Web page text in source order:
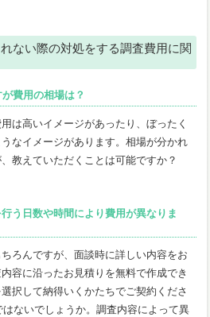
ない際の対処をする調査費用に関
費用の相場は？
は高いイメージがあったり、ぼったく
なイメージがあります。相場が分かれ
教えていただくことは可能ですか？
う日数や時間により費用が異なりま
ろんですが、面談時に詳しい内容をお
容に沿ったお見積りを無料で作成でき
択して納得いくかたちでご契約くださ
ないでしょうか。調査内容によって異